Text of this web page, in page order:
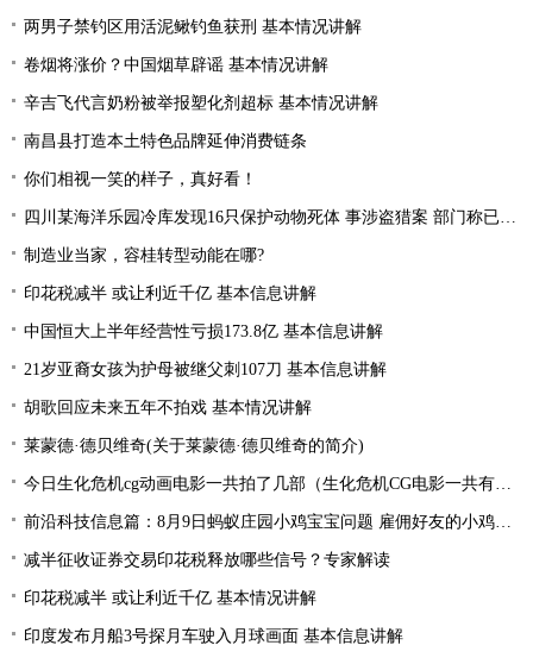
两男子禁钓区用活泥鳅钓鱼获刑 基本情况讲解
卷烟将涨价？中国烟草辟谣 基本情况讲解
辛吉飞代言奶粉被举报塑化剂超标 基本情况讲解
南昌县打造本土特色品牌延伸消费链条
你们相视一笑的样子，真好看！
四川某海洋乐园冷库发现16只保护动物死体 事涉盗猎案 部门称已整改
制造业当家，容桂转型动能在哪?
印花税减半 或让利近千亿 基本信息讲解
中国恒大上半年经营性亏损173.8亿 基本信息讲解
21岁亚裔女孩为护母被继父刺107刀 基本信息讲解
胡歌回应未来五年不拍戏 基本情况讲解
莱蒙德·德贝维奇(关于莱蒙德·德贝维奇的简介)
今日生化危机cg动画电影一共拍了几部（生化危机CG电影一共有几部分别是什么）
前沿科技信息篇：8月9日蚂蚁庄园小鸡宝宝问题 雇佣好友的小鸡来工作一起生产肥料需要消耗
减半征收证券交易印花税释放哪些信号？专家解读
印花税减半 或让利近千亿 基本情况讲解
印度发布月船3号探月车驶入月球画面 基本信息讲解